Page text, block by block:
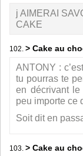
j AIMERAI
CAKE
102. > Cake au
ANTONY :
tu pourras te
en décrivant le
peu importe ce
Soit dit en
103. > Cake au